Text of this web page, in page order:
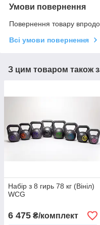
Умови повернення
Повернення товару
Всі умови повернення
З цим товаром також
Набір з 8 гирь 78 кг (Вініл)
WCG
6 475 ₴/комплект